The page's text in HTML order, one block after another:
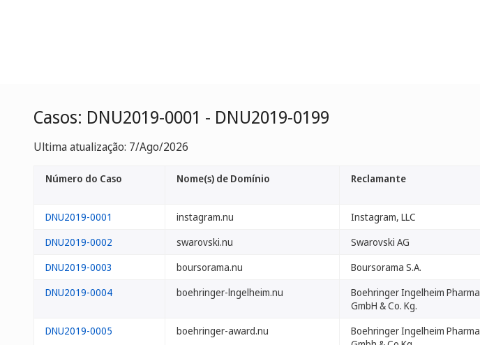
Casos: DNU2019-0001 - DNU2019-0199
Ultima atualização: 7/Ago/2026
Número do Caso Nome(s) de Domínio Reclamante
DNU2019-0001 instagram.nu Instagram, LLC
DNU2019-0002
swarovski.nu Swarovski AG
DNU2019-0003
boursorama.nu Boursorama S.A.
DNU2019-0004
boehringer-lngelheim.nu
Boehringer Ingelheim Pharma
GmbH & Co. Kg.
DNU2019-0005 boehringer-award.nu
Boehringer Ingelheim Pharma